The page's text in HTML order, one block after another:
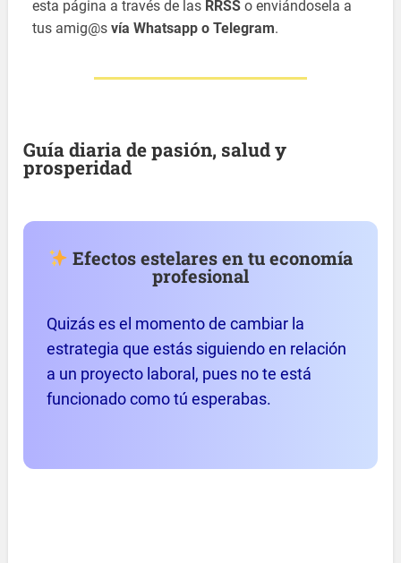
esta página a través de las RRSS o enviándosela a
tus amig@svía Whatsapp o Telegram.
Guía diaria de pasión, salud y
prosperidad
Efectos estelares en tu economía
profesional
Quizás es el momento de cambiar la
estrategia que estás siguiendo en relación
a un proyecto laboral, pues no te está
funcionado como tú esperabas.